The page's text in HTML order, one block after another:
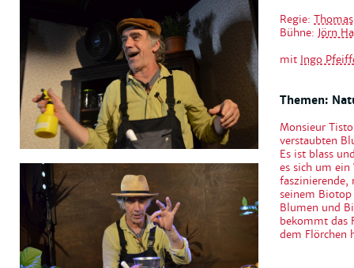
Regie:
Bühne: Jörn
mit Ingo
Themen:
Monsieur
verstaubten
Es ist blass
es sich um ein
faszinierende,
seinem
Blumen und
bekommt das
dem Flörchen